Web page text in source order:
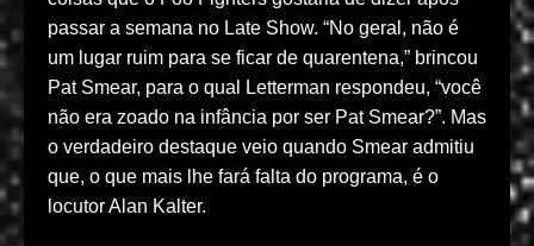
passar a semana no Late Show. “No geral, não é
um lugar ruim para se ficar de quarentena,” brincou
Pat Smear, para o qual Letterman respondeu, “você
não era zoado na infância por ser Pat Smear?”. Mas
o verdadeiro destaque veio quando Smear admitiu
que, o que mais lhe fará falta do programa, é o
locutor Alan Kalter.